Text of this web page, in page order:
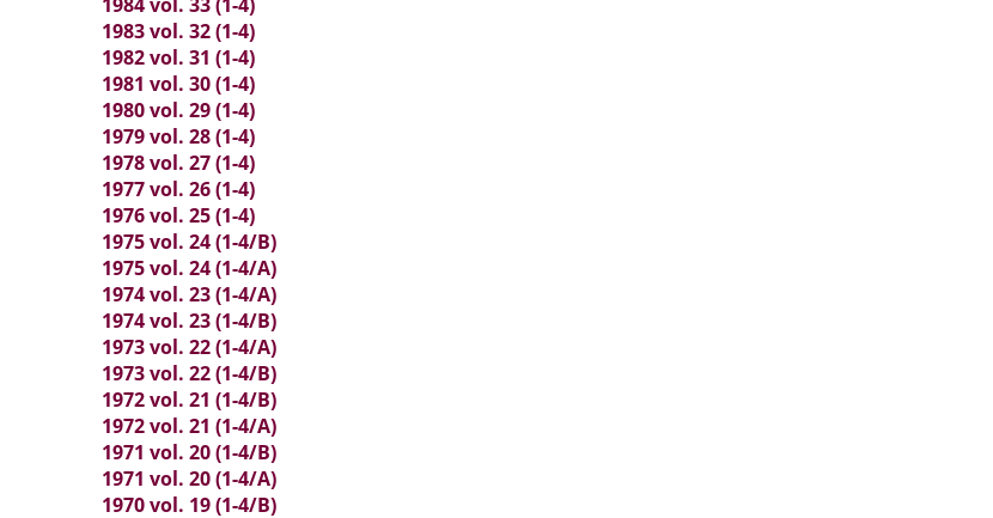
1983 vol. 32 (1-4)
1982 vol. 31 (1-4)
1981 vol. 30 (1-4)
1980 vol. 29 (1-4)
1979 vol. 28 (1-4)
1978 vol. 27 (1-4)
1977 vol. 26 (1-4)
1976 vol. 25 (1-4)
1975 vol. 24 (1-4/B)
1975 vol. 24 (1-4/A)
1974 vol. 23 (1-4/A)
1974 vol. 23 (1-4/B)
1973 vol. 22 (1-4/A)
1973 vol. 22 (1-4/B)
1972 vol. 21 (1-4/B)
1972 vol. 21 (1-4/A)
1971 vol. 20 (1-4/B)
1971 vol. 20 (1-4/A)
1970 vol. 19 (1-4/B)